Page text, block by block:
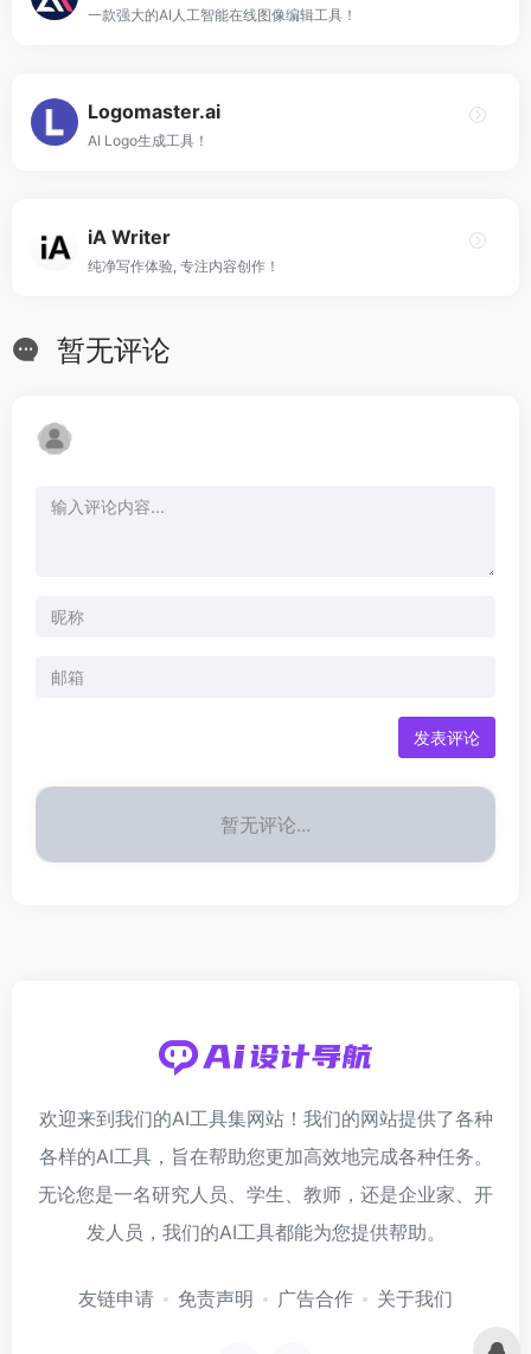
一款强大的AI人工智能在线图像编辑工具！
Logomaster.ai
AI Logo生成工具！
iA Writer
纯净写作体验, 专注内容创作！
暂无评论
发表评论
暂无评论...
欢迎来到我们的AI工具集网站！我们的网站提供了各种
各样的AI工具，旨在帮助您更加高效地完成各种任务。
无论您是一名研究人员、学生、教师，还是企业家、开
发人员，我们的AI工具都能为您提供帮助。
友链申请 免责声明 广告合作 关于我们